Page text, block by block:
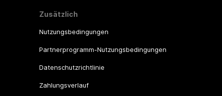
Zusätzlich
Nutzungsbedingungen
Partnerprogramm-Nutzungsbedingungen
Datenschutzrichtlinie
Zahlungsverlauf